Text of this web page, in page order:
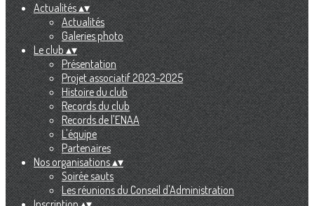
Actualités▴▾
Actualités
Galeries photo
Le club▴▾
Présentation
Projet associatif 2023-2025
Histoire du club
Records du club
Records de l'ENAA
L'équipe
Partenaires
Nos organisations▴▾
Soirée sauts
Les réunions du Conseil d'Administration